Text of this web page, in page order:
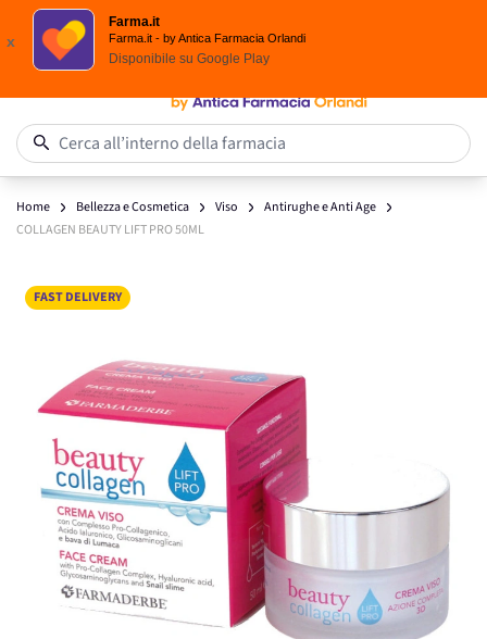
Spedizione
x
Farma.it
Farma.it - by Antica Farmacia Orlandi
Disponibile su Google Play
Salta al contenuto
Cerca all’interno della farmacia
Home Bellezza e Cosmetica Viso
Antirughe e Anti Age
COLLAGEN BEAUTY LIFT PRO 50ML
FAST DELIVERY
Main image
Click to view image in fullscreen